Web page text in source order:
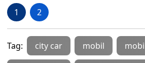
1 2
Tag: city car mobil